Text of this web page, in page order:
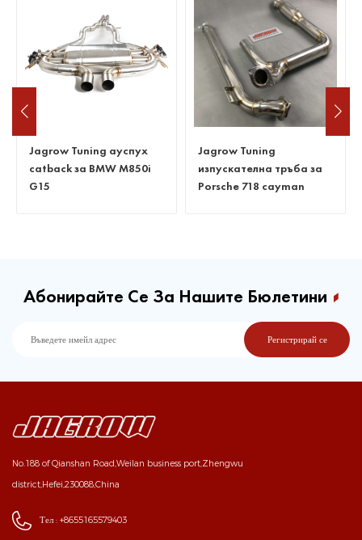
Jagrow Tuning
изпускателна тръба за
Porsche 718 cayman
Изпускателна тръба без
котка за Benz C63 W205
Абонирайте Се За Нашите Бюлетини
No.188 of Qianshan Road,Weilan business port,Zhengwu
district,Hefei,230088,China
Тел : +8655165579403